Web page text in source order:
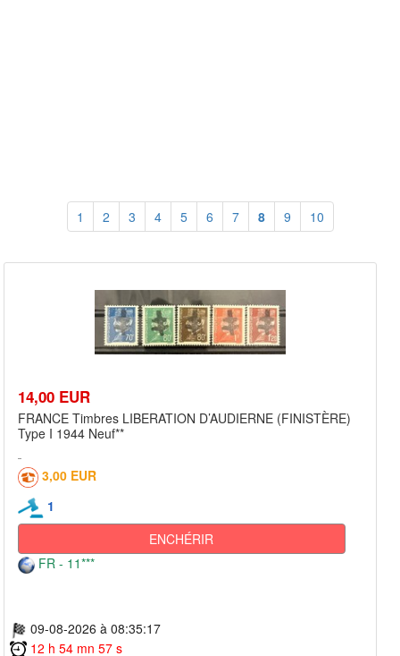
1 2 3 4 5 6 7 8 9 10
14,00 EUR
FRANCE Timbres LIBERATION D’AUDIERNE (FINISTÈRE)
Type I 1944 Neuf**
3,00 EUR
1
ENCHÉRIR
FR - 11***
09-08-2026 à 08:35:17
12 h 54 mn 57 s